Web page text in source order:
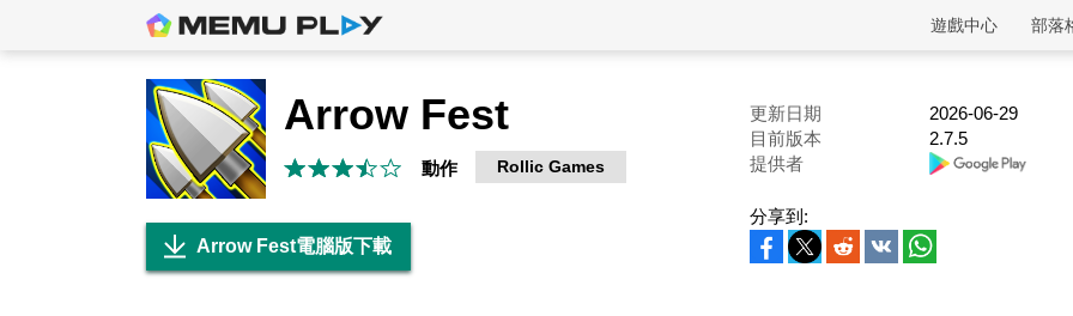
部落
遊戲中心
Arrow Fest
動作 Rollic Games
更新日期
2026-06-29
目前版本
2.7.5
提供者
Arrow Fest電腦版下載
分享到: